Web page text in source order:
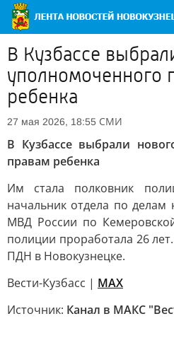
В Кузбассе
уполномоченного
ребенка
27 мая 2026, 18:55 СМИ
В Кузбассе выбрали
правам ребенка
Им стала полковник
начальник отдела по делам
МВД России по
полиции проработала 26
ПДН в Новокузнецке.
Вести-Кузбасс | MAX
Источник: Канал в МАКС